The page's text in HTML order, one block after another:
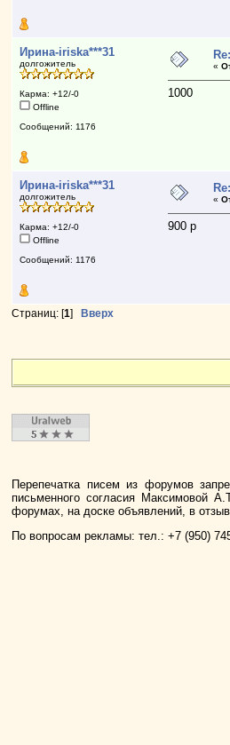
Ирина-iriska***31
долгожитель
Карма: +12/-0
Offline
Сообщений: 1176
«
1000
Ирина-iriska***31
долгожитель
Карма: +12/-0
Offline
Сообщений: 1176
«
900 р
Страниц: [1] Вверх
Перепечатка писем из форумов
письменного согласия Максимовой
форумах, на доске объявлений, в
По вопросам рекламы: тел.: +7 (950)